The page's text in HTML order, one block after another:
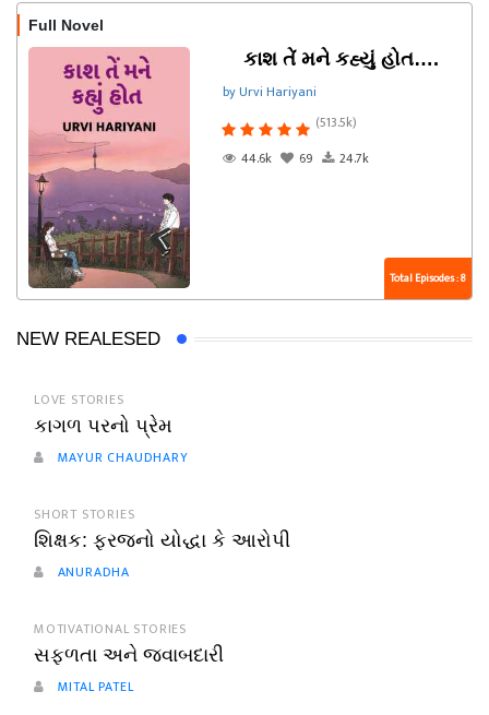
Full Novel
કાશ તેં મને કહ્યું હોત….
by Urvi Hariyani
(513.5k)
44.6k
69 24.7k
Total Episodes : 8
NEW REALESED
LOVE STORIES
કાગળ પરનો પ્રેમ
MAYUR CHAUDHARY
SHORT STORIES
શિક્ષક: ફરજનો યોદ્ધા કે આરોપી
ANURADHA
MOTIVATIONAL STORIES
સફળતા અને જવાબદારી
MITAL PATEL